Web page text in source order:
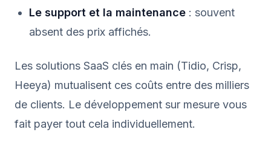
Le support et la maintenance : souvent
absent des prix affichés.
Les solutions SaaS clés en main (Tidio, Crisp,
Heeya) mutualisent ces coûts entre des milliers
de clients. Le développement sur mesure vous
fait payer tout cela individuellement.